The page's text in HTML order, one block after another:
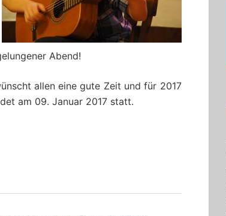
Abend!
allen eine gute Zeit und für 2017
am 09. Januar 2017 statt.